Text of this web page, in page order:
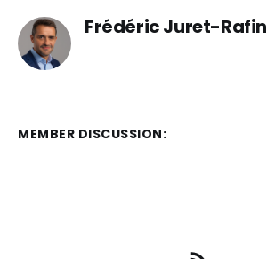
Frédéric Juret-Rafin
MEMBER DISCUSSION: